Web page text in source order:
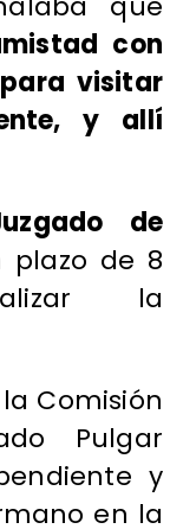
con
visitar
y allí
de
plazo de 8
la
Comisión
Pulgar
y
en la